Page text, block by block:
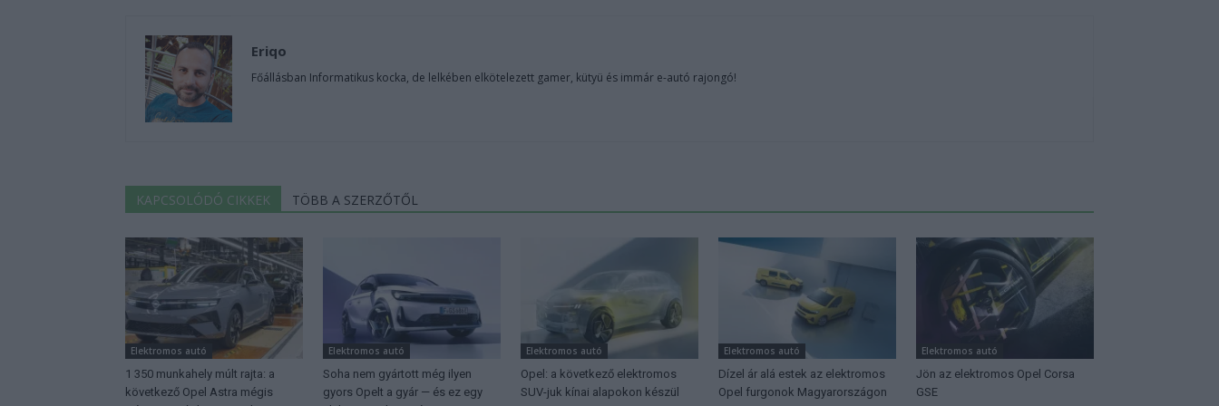
Eriqo
Főállásban Informatikus kocka, de lelkében elkötelezett gamer, kütyü és immár e-autó rajongó!
KAPCSOLÓDÓ CIKKEK TÖBB A SZERZŐTŐL
Elektromos autó
1 350 munkahely múlt rajta: a
következő Opel Astra mégis
Elektromos autó
Soha nem gyártott még ilyen
gyors Opelt a gyár — és ez egy
Elektromos autó
Opel: a következő elektromos
SUV-juk kínai alapokon készül
Elektromos autó
Dízel ár alá estek az elektromos
Opel furgonok Magyarországon
Elektromos autó
Jön az elektromos Opel Corsa
GSE